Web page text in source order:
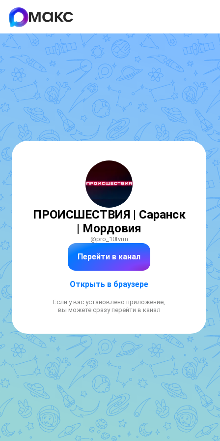
ПРОИСШЕСТВИЯ | Саранск
| Мордовия
@pro_10tvrm
Перейти в канал
Открыть в браузере
Если у вас установлено приложение,
вы можете сразу перейти в канал